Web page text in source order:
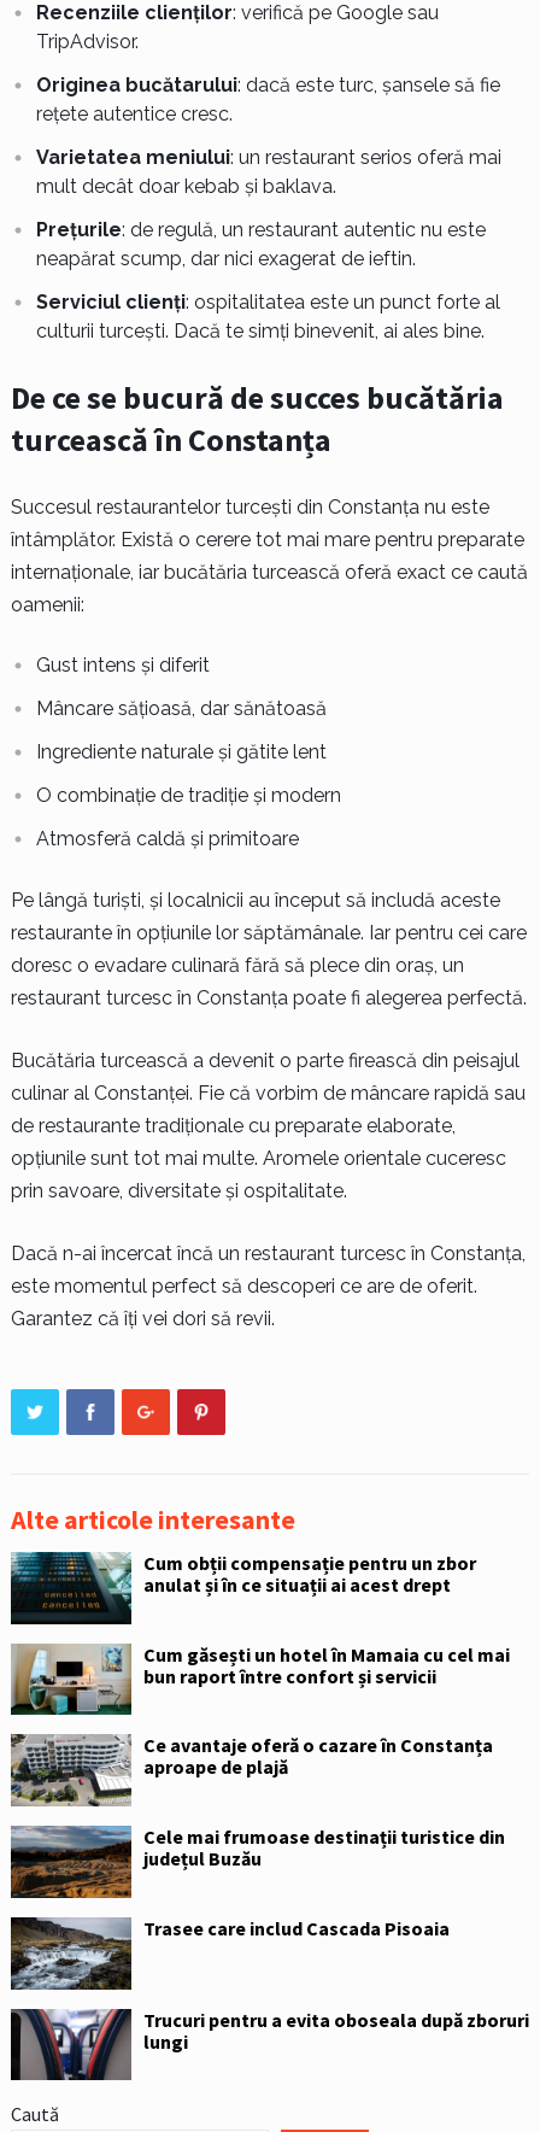
Recenziile clienților: verifică pe Google sau
TripAdvisor.
Originea bucătarului: dacă este turc, șansele să fie
rețete autentice cresc.
Varietatea meniului: un restaurant serios oferă mai
mult decât doar kebab și baklava.
Prețurile: de regulă, un restaurant autentic nu este
neapărat scump, dar nici exagerat de ieftin.
Serviciul clienți: ospitalitatea este un punct forte al
culturii turcești. Dacă te simți binevenit, ai ales bine.
De ce se bucură de succes bucătăria
turcească în Constanța
Succesul restaurantelor turcești din Constanța nu este
întâmplător. Există o cerere tot mai mare pentru preparate
internaționale, iar bucătăria turcească oferă exact ce caută
oamenii:
Gust intens și diferit
Mâncare sățioasă, dar sănătoasă
Ingrediente naturale și gătite lent
O combinație de tradiție și modern
Atmosferă caldă și primitoare
Pe lângă turiști, și localnicii au început să includă aceste
restaurante în opțiunile lor săptămânale. Iar pentru cei care
doresc o evadare culinară fără să plece din oraș, un
restaurant turcesc în Constanța poate fi alegerea perfectă.
Bucătăria turcească a devenit o parte firească din peisajul
culinar al Constanței. Fie că vorbim de mâncare rapidă sau
de restaurante tradiționale cu preparate elaborate,
opțiunile sunt tot mai multe. Aromele orientale cuceresc
prin savoare, diversitate și ospitalitate.
Dacă n-ai încercat încă un restaurant turcesc în Constanța,
este momentul perfect să descoperi ce are de oferit.
Garantez că îți vei dori să revii.
Alte articole interesante
Cum obții compensație pentru un zbor
anulat și în ce situații ai acest drept
Cum găsești un hotel în Mamaia cu cel mai
bun raport între confort și servicii
Ce avantaje oferă o cazare în Constanța
aproape de plajă
Cele mai frumoase destinații turistice din
județul Buzău
Trasee care includ Cascada Pisoaia
Trucuri pentru a evita oboseala după zboruri
lungi
Caută